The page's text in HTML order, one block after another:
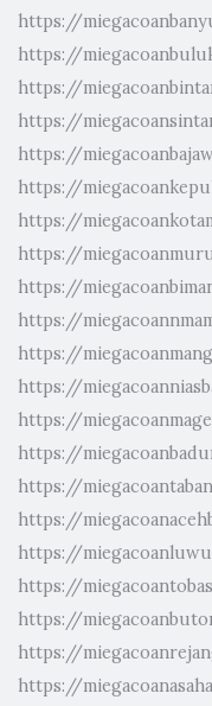
https://
https://
https://
https://
https://
https://
https://
https://
https://
https://
https://
https://
https://
https://
https://
https://
https://
https://
https://
https://
https://